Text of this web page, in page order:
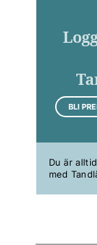
BLI
Du är
med